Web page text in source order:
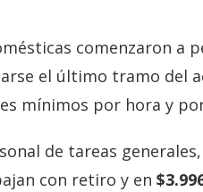
comenzaron a
el último tramo del
mínimos por hora y
de tareas
con retiro y en